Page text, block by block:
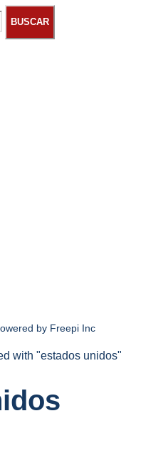
BUSCAR
by Freepi Inc
with "estados unidos"